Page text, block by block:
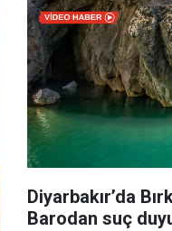
Diyarbakır’da
Barodan suç